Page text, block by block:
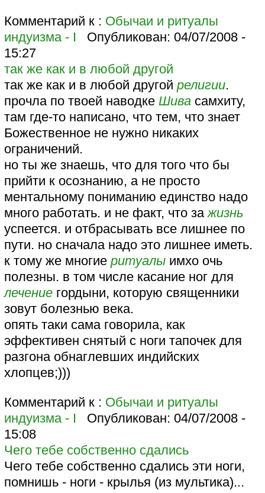
Комментарий к : Обычаи и ритуалы
индуизма - I
Опубликован: 04/07/2008 -
15:27
так же как и в любой другой
так же как и в любой другой религии.
прочла по твоей наводке Шивасамхиту,
там где-то написано, что тем, что знает
Божественное не нужно никаких
ограничений.
но ты же знаешь, что для того что бы
прийти к осознанию, а не просто
ментальному пониманию единство надо
много работать. и не факт, что зажизнь
успеется. и отбрасывать все лишнее по
пути. но сначала надо это лишнее иметь.
к тому же многие ритуалыимхо очь
полезны. в том числе касание ног для
лечениегордыни, которую священники
зовут болезнью века.
опять таки сама говорила, как
эффективен снятый с ноги тапочек для
разгона обнаглевших индийских
хлопцев;)))
Комментарий к : Обычаи и ритуалы
индуизма - I
Опубликован: 04/07/2008 -
15:08
Чего тебе собственно сдались
Чего тебе собственно сдались эти ноги,
помнишь - ноги - крылья (из мультика)...